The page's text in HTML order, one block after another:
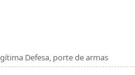
Defesa, porte de armas